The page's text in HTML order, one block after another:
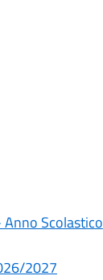
Scolastico
2027